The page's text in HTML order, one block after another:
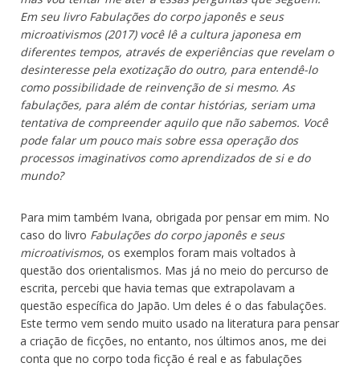
Em seu livro Fabulações do corpo japonês e seus
microativismos (2017) você lê a cultura japonesa em
diferentes tempos, através de experiências que revelam o
desinteresse pela exotização do outro, para entendê-lo
como possibilidade de reinvenção de si mesmo. As
fabulações, para além de contar histórias, seriam uma
tentativa de compreender aquilo que não sabemos. Você
pode falar um pouco mais sobre essa operação dos
processos imaginativos como aprendizados de si e do
mundo?
Para mim também Ivana, obrigada por pensar em mim. No
caso do livro Fabulações do corpo japonês e seus
microativismos, os exemplos foram mais voltados à
questão dos orientalismos. Mas já no meio do percurso de
escrita, percebi que havia temas que extrapolavam a
questão específica do Japão. Um deles é o das fabulações.
Este termo vem sendo muito usado na literatura para pensar
a criação de ficções, no entanto, nos últimos anos, me dei
conta que no corpo toda ficção é real e as fabulações